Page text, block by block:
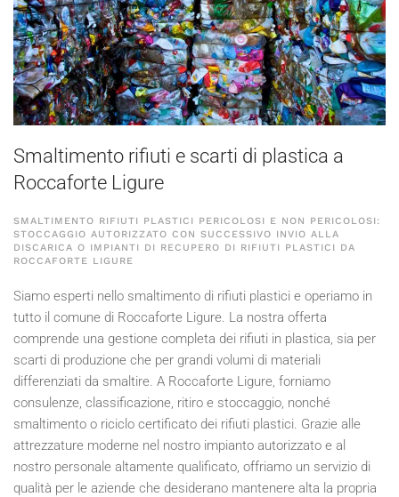
Smaltimento rifiuti e scarti di plastica a
Roccaforte Ligure
SMALTIMENTO RIFIUTI PLASTICI PERICOLOSI E NON PERICOLOSI:
STOCCAGGIO AUTORIZZATO CON SUCCESSIVO INVIO ALLA
DISCARICA O IMPIANTI DI RECUPERO DI RIFIUTI PLASTICI DA
ROCCAFORTE LIGURE
Siamo esperti nello smaltimento di rifiuti plastici e operiamo in
tutto il comune di Roccaforte Ligure. La nostra offerta
comprende una gestione completa dei rifiuti in plastica, sia per
scarti di produzione che per grandi volumi di materiali
differenziati da smaltire. A Roccaforte Ligure, forniamo
consulenze, classificazione, ritiro e stoccaggio, nonché
smaltimento o riciclo certificato dei rifiuti plastici. Grazie alle
attrezzature moderne nel nostro impianto autorizzato e al
nostro personale altamente qualificato, offriamo un servizio di
qualità per le aziende che desiderano mantenere alta la propria